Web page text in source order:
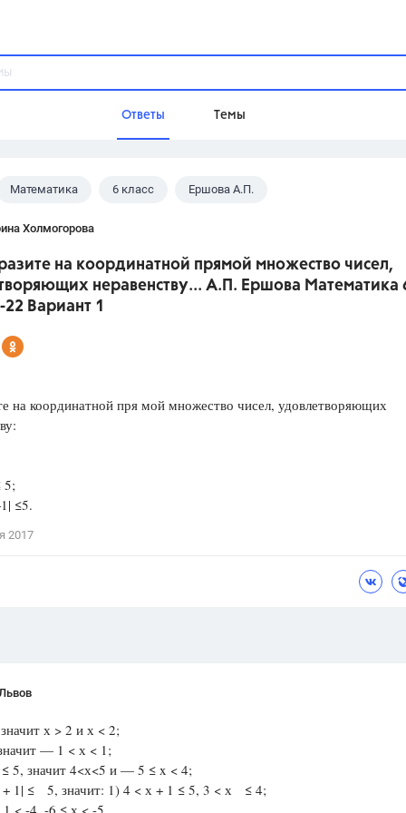
Ответы Темы
Домашнее задание
Школа
Рудзитис Г.Е.,Цыбулько И.П.,
Математика 6 класс Ершова А.П.
Холмогорова
на координатной прямой множество чисел,
неравенству... А.П. Ершова Математика
22 Вариант 1
на координатной пря мой множество чисел, удовлетворяющих
5;
≤5.
2017
х > 2 и х < 2;
— 1 < х < 1;
5, значит 4<х<5 и — 5 ≤ x < 4;
1| ≤ 5, значит: 1) 4 < х + 1 ≤ 5, 3 < х ≤ 4;
< -4, -6 ≤ х < -5.